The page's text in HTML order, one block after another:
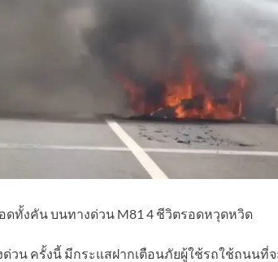
ดทั้งคัน บนทางด่วน M81 4 ชีวิตรอดหวุดหวิด
วน ครั้งนี้ มีกระแสฝากเตือนภัยผู้ใช้รถใช้ถนนที่